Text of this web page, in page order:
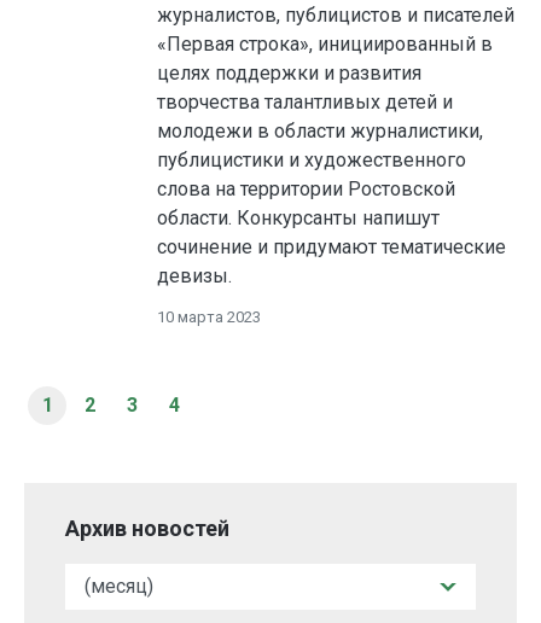
журналистов, публицистов и писателей
«Первая строка», инициированный в
целях поддержки и развития
творчества талантливых детей и
молодежи в области журналистики,
публицистики и художественного
слова на территории Ростовской
области. Конкурсанты напишут
сочинение и придумают тематические
девизы.
10 марта 2023
1 2 3 4
Архив новостей